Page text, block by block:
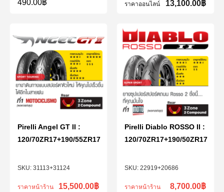
490.00฿ ราคาออนไลน์ 13,100.00฿
31113+31124
Pirelli Angel GT II :
120/70ZR17+190/55ZR17
ราคาหน้าร้าน 15,500.00฿
22919+20686
Pirelli Diablo ROSSO II :
120/70ZR17+190/50ZR17
ราคาหน้าร้าน 8,700.00฿